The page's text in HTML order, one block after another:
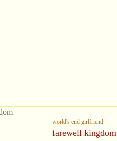
world's end girlfriend
farewell kingdom